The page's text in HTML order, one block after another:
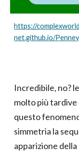
https://
net.github.io/
Incredibile, no?
molto più
questo
simmetria la
apparizione